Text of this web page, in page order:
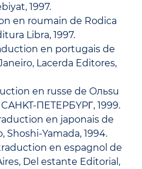
1997.
en roumain de Rodica
Libra, 1997.
en portugais de
Lacerda Editores,
en russe de Oльѕu
ПETEPБYPΓ, 1999.
en japonais de
Shoshi-Yamada, 1994.
en espagnol de
Del estante Editorial,